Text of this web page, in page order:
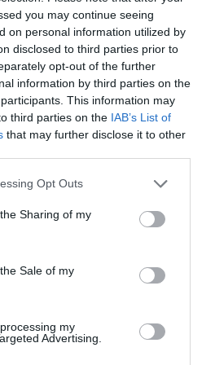
you may continue seeing
on personal information utilized by
disclosed to third parties prior to
opt-out of the further
information by third parties on the
This information may
third parties on the IAB’s List of
that may further disclose it to other
Opt Outs
Sharing of my
Sale of my
my
Advertising.
está integrado por
ojo de liebre,
hay variedades
el syrah y el
Ferré, la apuesta tiene
diferentes, en función del
pero las que aguantan
afirma. Considera que
de Tarragona y por esta
variedad insigne de la zona